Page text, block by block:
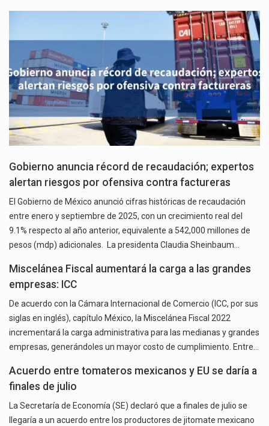
Gobierno anuncia récord de recaudación; expertos
alertan riesgos por ofensiva contra factureras
El Gobierno de México anunció cifras históricas de recaudación
entre enero y septiembre de 2025, con un crecimiento real del
9.1% respecto al año anterior, equivalente a 542,000 millones de
pesos (mdp) adicionales. La presidenta Claudia Sheinbaum…
Miscelánea Fiscal aumentará la carga a las grandes
empresas: ICC
De acuerdo con la Cámara Internacional de Comercio (ICC, por sus
siglas en inglés), capítulo México, la Miscelánea Fiscal 2022
incrementará la carga administrativa para las medianas y grandes
empresas, generándoles un mayor costo de cumplimiento. Entre…
Acuerdo entre tomateros mexicanos y EU se daría a
finales de julio
La Secretaría de Economía (SE) declaró que a finales de julio se
llegaría a un acuerdo entre los productores de jitomate mexicano